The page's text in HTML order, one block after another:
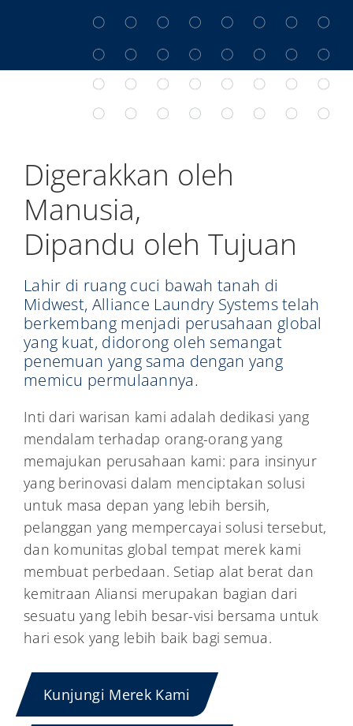
Digerakkan oleh
Manusia,
Dipandu oleh Tujuan
Lahir di ruang cuci bawah tanah di
Midwest, Alliance Laundry Systems telah
berkembang menjadi perusahaan global
yang kuat, didorong oleh semangat
penemuan yang sama dengan yang
memicu permulaannya.
Inti dari warisan kami adalah dedikasi yang
mendalam terhadap orang-orang yang
memajukan perusahaan kami: para insinyur
yang berinovasi dalam menciptakan solusi
untuk masa depan yang lebih bersih,
pelanggan yang mempercayai solusi tersebut,
dan komunitas global tempat merek kami
membuat perbedaan. Setiap alat berat dan
kemitraan Aliansi merupakan bagian dari
sesuatu yang lebih besar-visi bersama untuk
hari esok yang lebih baik bagi semua.
Kunjungi Merek Kami